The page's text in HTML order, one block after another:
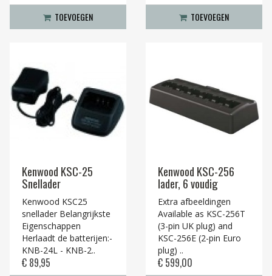
TOEVOEGEN TOEVOEGEN
Kenwood KSC-25
Snellader
Kenwood KSC25
snellader Belangrijkste
Eigenschappen
Herlaadt de batterijen:-
KNB-24L - KNB-2..
€ 89,95
Kenwood KSC-256
lader, 6 voudig
Extra afbeeldingen
Available as KSC-256T
(3-pin UK plug) and
KSC-256E (2-pin Euro
plug) ..
€ 599,00